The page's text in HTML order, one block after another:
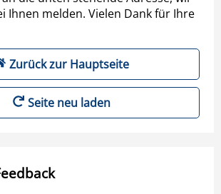
Ihnen melden. Vielen Dank für Ihre
Zurück zur Hauptseite
Seite neu laden